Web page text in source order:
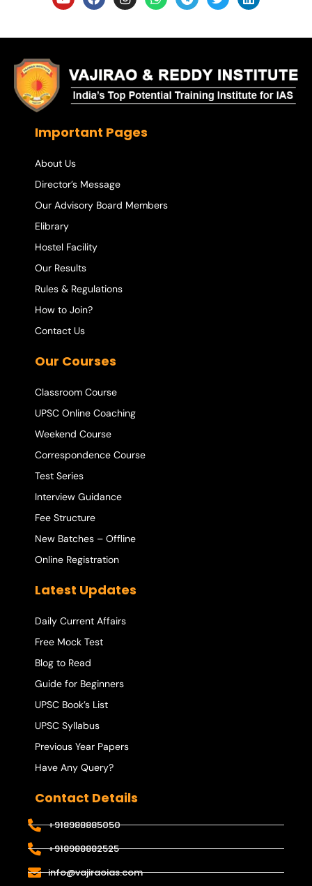
Important Pages
About Us
Director’s Message
Our Advisory Board Members
Elibrary
Hostel Facility
Our Results
Rules & Regulations
How to Join?
Contact Us
Our Courses
Classroom Course
UPSC Online Coaching
Weekend Course
Correspondence Course
Test Series
Interview Guidance
Fee Structure
New Batches – Offline
Online Registration
Latest Updates
Daily Current Affairs
Free Mock Test
Blog to Read
Guide for Beginners
UPSC Book’s List
UPSC Syllabus
Previous Year Papers
Have Any Query?
Contact Details
+918988885050
+918988882525
info@vajiraoias.com